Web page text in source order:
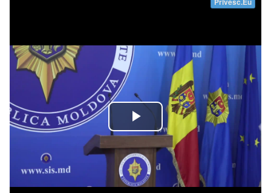
Trimite o informație
Despre ZdG
на русском